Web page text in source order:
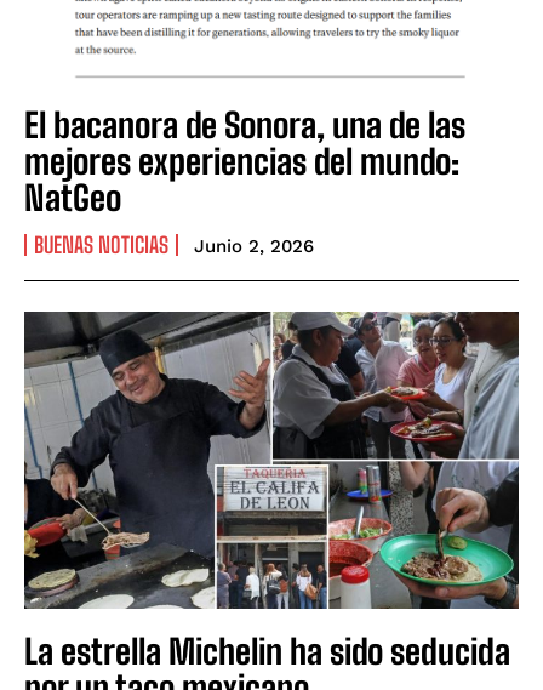
El bacanora de Sonora, una de las
mejores experiencias del mundo:
NatGeo
BUENAS NOTICIAS Junio 2, 2026
La estrella Michelin ha sido seducida